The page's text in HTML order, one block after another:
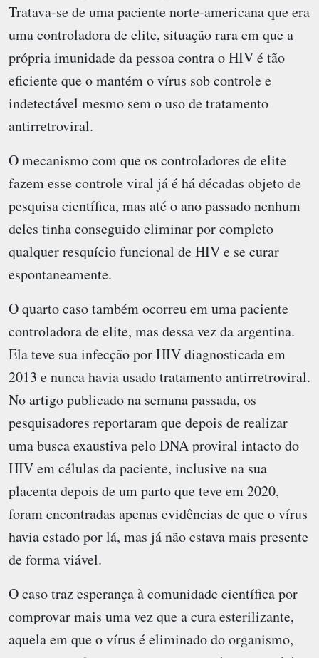
Tratava-se de uma paciente norte-americana que era
uma controladora de elite, situação rara em que a
própria imunidade da pessoa contra o HIV é tão
eficiente que o mantém o vírus sob controle e
indetectável mesmo sem o uso de tratamento
antirretroviral.
O mecanismo com que os controladores de elite
fazem esse controle viral já é há décadas objeto de
pesquisa científica, mas até o ano passado nenhum
deles tinha conseguido eliminar por completo
qualquer resquício funcional de HIV e se curar
espontaneamente.
O quarto caso também ocorreu em uma paciente
controladora de elite, mas dessa vez da argentina.
Ela teve sua infecção por HIV diagnosticada em
2013 e nunca havia usado tratamento antirretroviral.
No artigo publicado na semana passada, os
pesquisadores reportaram que depois de realizar
uma busca exaustiva pelo DNA proviral intacto do
HIV em células da paciente, inclusive na sua
placenta depois de um parto que teve em 2020,
foram encontradas apenas evidências de que o vírus
havia estado por lá, mas já não estava mais presente
de forma viável.
O caso traz esperança à comunidade científica por
comprovar mais uma vez que a cura esterilizante,
aquela em que o vírus é eliminado do organismo,